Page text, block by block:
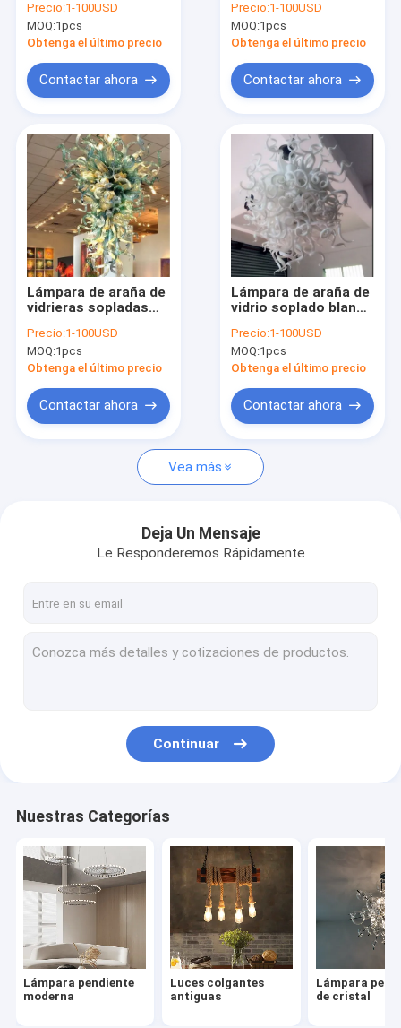
Productos
Sobre nosotros
Visita a la fábrica
Control de Calidad
Solicitar una cotización
Lámpara pendiente moderna
Luces colgantes antiguas
Luces pendientes de la rota y de madera
araña de cristal
Lámpara de la asta de los ciervos
Araña de escalera de proyecto
lámpara de cristal soplada
luz de la lámpara
Lámparas llevadas
Candelabro de arte
Candelabros grandes
de vidrio soplado
contemporáneos
(WH-GB-08)
Precio:1-100USD
MOQ:1pcs
Obtenga el último precio
Contactar ahora
iluminación del
proyecto del hotel
(WH-GB-07)
Precio:1-100USD
MOQ:1pcs
Obtenga el último precio
Contactar ahora
Lámpara de araña de
vidrieras sopladas
Project Home Lights
(WH-BG-06)
Precio:1-100USD
MOQ:1pcs
Obtenga el último precio
Contactar ahora
Lámpara de araña de
vidrio soplado blanco
Home Lighting (WH-
BG-05)
Precio:1-100USD
MOQ:1pcs
Obtenga el último precio
Contactar ahora
Vea más
Deja Un Mensaje
Le Responderemos Rápidamente
Continuar
Nuestras Categorías
Lámpara pendiente
moderna
Luces colgantes
antiguas
Lámpara
de cristal